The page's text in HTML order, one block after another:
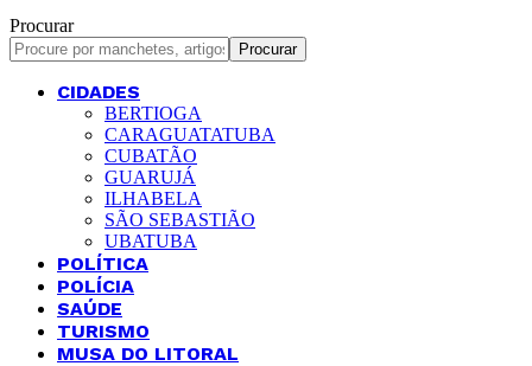
Procurar
CIDADES
BERTIOGA
CARAGUATATUBA
CUBATÃO
GUARUJÁ
ILHABELA
SÃO SEBASTIÃO
UBATUBA
POLÍTICA
POLÍCIA
SAÚDE
TURISMO
MUSA DO LITORAL